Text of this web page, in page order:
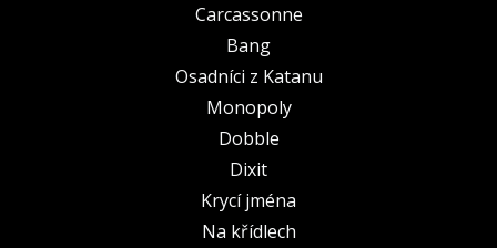
Carcassonne
Bang
Osadníci z Katanu
Monopoly
Dobble
Dixit
Krycí jména
Na křídlech